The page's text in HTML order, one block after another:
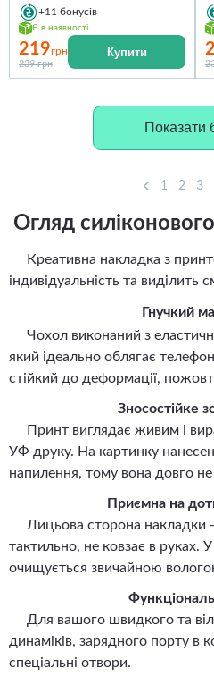
+11 бонусів
Є в наявності
219грн
239 грн
Купити
Показати
1 2 3
Огляд
Креативна накладка з
індивідуальність та виділить
Гнучкий
Чохол виконаний з
який ідеально облягає
стійкий до деформації,
Зносостійке
Принт виглядає живим і
УФ друку. На картинку
напилення, тому вона довго не
Приємна на
Лицьова сторона накладки
тактильно, не ковзає в руках.
очищується звичайною
Для вашого швидкого та
динаміків, зарядного порту в
спеціальні отвори.